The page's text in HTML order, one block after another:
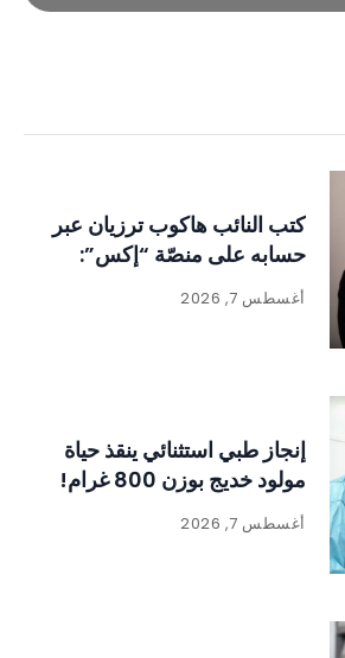
كتب النائب هاكوب ترزيان عبر
حسابه على منصّة “إكس”:
أغسطس 7, 2026
إنجاز طبي استثنائي ينقذ حياة
مولود خديج بوزن 800 غرام!
أغسطس 7, 2026